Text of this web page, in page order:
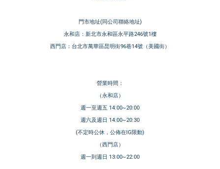
門市地址(同公司聯絡地址)
永和店：新北市永和區永平路246號1樓
西門店：台北市萬華區昆明街96巷14號（美國街）
營業時間：
（永和店）
週一至週五 14:00~20:00
週六及週日 14:00~20:30
(不定時公休，公佈在IG限動)
（西門店）
週一到週日 13:00~22:00